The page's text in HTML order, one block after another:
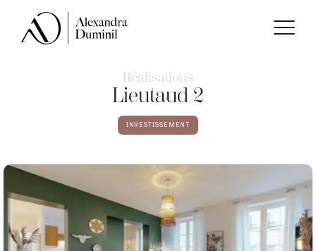
Réalisations
Lieutaud 2
INVESTISSEMENT